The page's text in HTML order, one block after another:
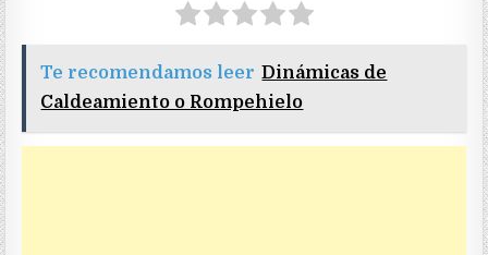
Te recomendamos leer Dinámicas de
Caldeamiento o Rompehielo